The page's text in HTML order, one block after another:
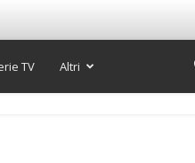
TV Altri